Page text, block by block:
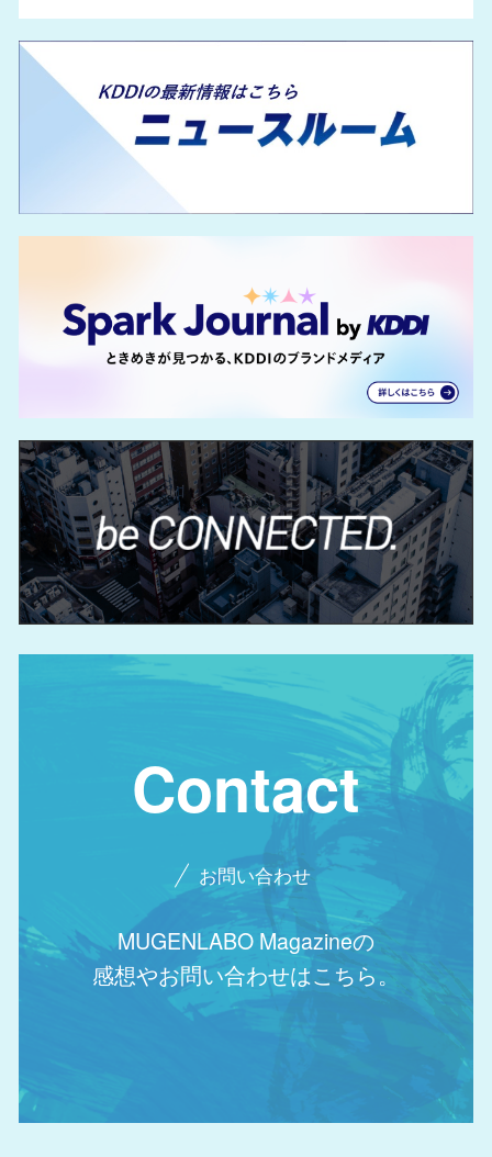
Contact
お問い合わせ
MUGENLABO Magazineの
感想やお問い合わせはこちら。